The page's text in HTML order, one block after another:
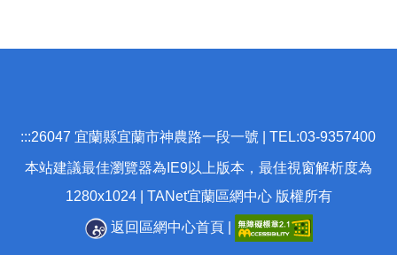
:::26047 宜蘭縣宜蘭市神農路一段一號 | TEL:03-9357400
本站建議最佳瀏覽器為IE9以上版本，最佳視窗解析度為
1280x1024 | TANet宜蘭區網中心 版權所有
返回區網中心首頁|